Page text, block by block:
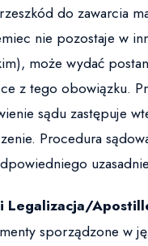
do zawarcia
nie pozostaje w
może wydać
z tego obowiązku.
sądu zastępuje
Procedura
i Legalizacja/
sporządzone w